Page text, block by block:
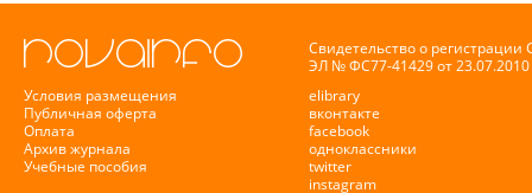
Условия размещения
Публичная оферта
Оплата
Архив журнала
Учебные пособия
Свидетельство о
ЭЛ № ФС77-41429 от 23.07.2010
elibrary
вконтакте
facebook
одноклассники
twitter
instagram